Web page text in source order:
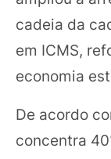
cadeia da
em ICMS,
economia
De acordo
concentra